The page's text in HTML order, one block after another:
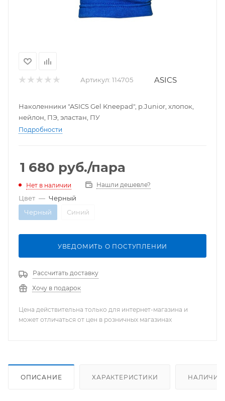
Артикул: 114705 ASICS
Наколенники "ASICS Gel Kneepad", р.Junior, хлопок,
нейлон, ПЭ, эластан, ПУ
Подробности
1 680 руб./пара
Нет в наличии Нашли дешевле?
Цвет — Черный
Черный
Синий
УВЕДОМИТЬ О ПОСТУПЛЕНИИ
Рассчитать доставку
Хочу в подарок
Цена действительна только для интернет-магазина и
может отличаться от цен в розничных магазинах
ОПИСАНИЕ ХАРАКТЕРИСТИКИ НАЛИЧИЕ